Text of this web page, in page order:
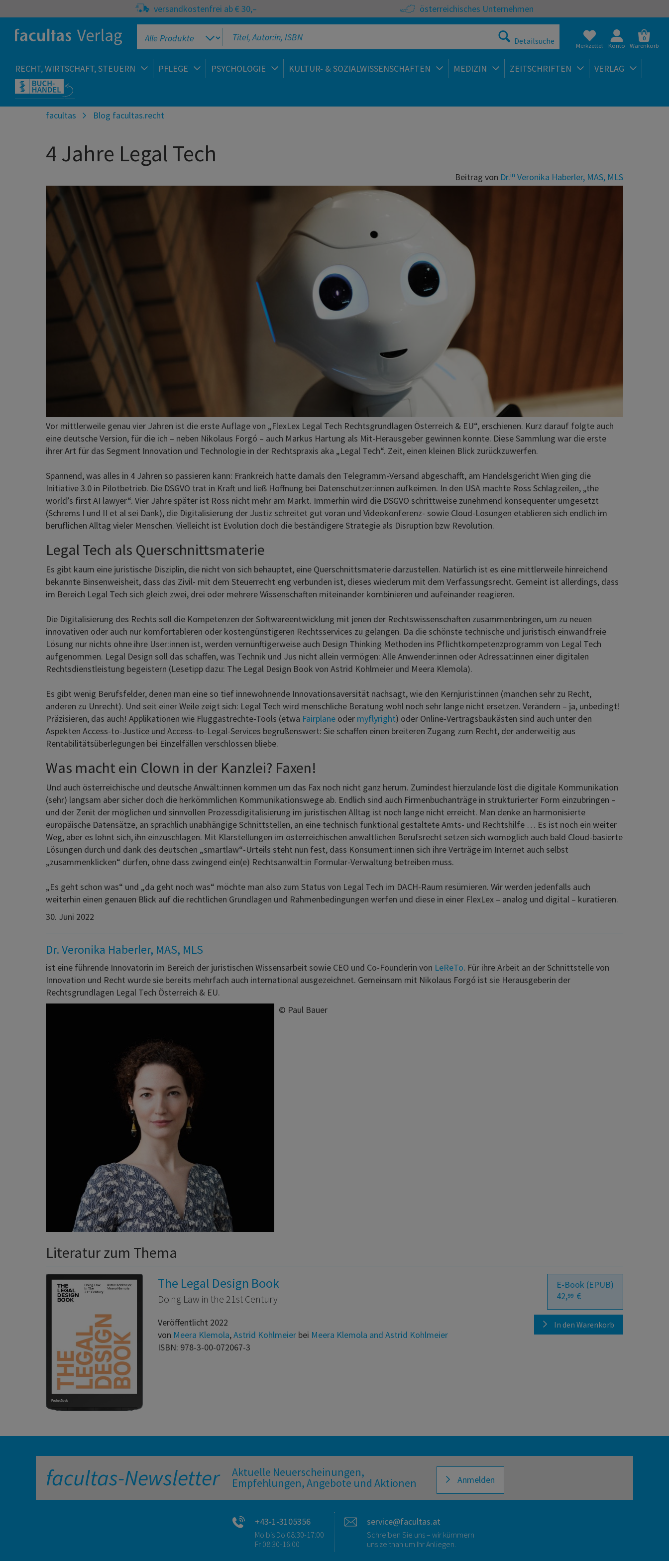
versandkostenfrei ab € 30,– österreichisches Unternehmen
Detailsuche Merkzettel Konto
0
Warenkorb
RECHT, WIRTSCHAFT, STEUERN PFLEGE PSYCHOLOGIE KULTUR- & SOZIALWISSENSCHAFTEN MEDIZIN ZEITSCHRIFTEN VERLAG
facultas Blog facultas.recht
4 Jahre Legal Tech
Beitrag von Dr.in Veronika Haberler, MAS, MLS
Vor mittlerweile genau vier Jahren ist die erste Auflage von „FlexLex Legal Tech Rechtsgrundlagen Österreich & EU“, erschienen. Kurz darauf folgte auch
eine deutsche Version, für die ich – neben Nikolaus Forgó – auch Markus Hartung als Mit-Herausgeber gewinnen konnte. Diese Sammlung war die erste
ihrer Art für das Segment Innovation und Technologie in der Rechtspraxis aka „Legal Tech“. Zeit, einen kleinen Blick zurückzuwerfen.
Spannend, was alles in 4 Jahren so passieren kann: Frankreich hatte damals den Telegramm-Versand abgeschafft, am Handelsgericht Wien ging die
Initiative 3.0 in Pilotbetrieb. Die DSGVO trat in Kraft und ließ Hoffnung bei Datenschützer:innen aufkeimen. In den USA machte Ross Schlagzeilen, „the
world’s first AI lawyer“. Vier Jahre später ist Ross nicht mehr am Markt. Immerhin wird die DSGVO schrittweise zunehmend konsequenter umgesetzt
(Schrems I und II et al sei Dank), die Digitalisierung der Justiz schreitet gut voran und Videokonferenz- sowie Cloud-Lösungen etablieren sich endlich im
beruflichen Alltag vieler Menschen. Vielleicht ist Evolution doch die beständigere Strategie als Disruption bzw Revolution.
Legal Tech als Querschnittsmaterie
Es gibt kaum eine juristische Disziplin, die nicht von sich behauptet, eine Querschnittsmaterie darzustellen. Natürlich ist es eine mittlerweile hinreichend
bekannte Binsenweisheit, dass das Zivil- mit dem Steuerrecht eng verbunden ist, dieses wiederum mit dem Verfassungsrecht. Gemeint ist allerdings, dass
im Bereich Legal Tech sich gleich zwei, drei oder mehrere Wissenschaften miteinander kombinieren und aufeinander reagieren.
Die Digitalisierung des Rechts soll die Kompetenzen der Softwareentwicklung mit jenen der Rechtswissenschaften zusammenbringen, um zu neuen
innovativen oder auch nur komfortableren oder kostengünstigeren Rechtsservices zu gelangen. Da die schönste technische und juristisch einwandfreie
Lösung nur nichts ohne ihre User:innen ist, werden vernünftigerweise auch Design Thinking Methoden ins Pflichtkompetenzprogramm von Legal Tech
aufgenommen. Legal Design soll das schaffen, was Technik und Jus nicht allein vermögen: Alle Anwender:innen oder Adressat:innen einer digitalen
Rechtsdienstleistung begeistern (Lesetipp dazu: The Legal Design Book von Astrid Kohlmeier und Meera Klemola).
Es gibt wenig Berufsfelder, denen man eine so tief innewohnende Innovationsaversität nachsagt, wie den Kernjurist:innen (manchen sehr zu Recht,
anderen zu Unrecht). Und seit einer Weile zeigt sich: Legal Tech wird menschliche Beratung wohl noch sehr lange nicht ersetzen. Verändern – ja, unbedingt!
Präzisieren, das auch! Applikationen wie Fluggastrechte-Tools (etwa Fairplane oder myflyright) oder Online-Vertragsbaukästen sind auch unter den
Aspekten Access-to-Justice und Access-to-Legal-Services begrüßenswert: Sie schaffen einen breiteren Zugang zum Recht, der anderweitig aus
Rentabilitätsüberlegungen bei Einzelfällen verschlossen bliebe.
Was macht ein Clown in der Kanzlei? Faxen!
Und auch österreichische und deutsche Anwält:innen kommen um das Fax noch nicht ganz herum. Zumindest hierzulande löst die digitale Kommunikation
(sehr) langsam aber sicher doch die herkömmlichen Kommunikationswege ab. Endlich sind auch Firmenbuchanträge in strukturierter Form einzubringen –
und der Zenit der möglichen und sinnvollen Prozessdigitalisierung im juristischen Alltag ist noch lange nicht erreicht. Man denke an harmonisierte
europäische Datensätze, an sprachlich unabhängige Schnittstellen, an eine technisch funktional gestaltete Amts- und Rechtshilfe … Es ist noch ein weiter
Weg, aber es lohnt sich, ihn einzuschlagen. Mit Klarstellungen im österreichischen anwaltlichen Berufsrecht setzen sich womöglich auch bald Cloud-basierte
Lösungen durch und dank des deutschen „smartlaw“-Urteils steht nun fest, dass Konsument:innen sich ihre Verträge im Internet auch selbst
„zusammenklicken“ dürfen, ohne dass zwingend ein(e) Rechtsanwält:in Formular-Verwaltung betreiben muss.
„Es geht schon was“ und „da geht noch was“ möchte man also zum Status von Legal Tech im DACH-Raum resümieren. Wir werden jedenfalls auch
weiterhin einen genauen Blick auf die rechtlichen Grundlagen und Rahmenbedingungen werfen und diese in einer FlexLex – analog und digital – kuratieren.
30. Juni 2022
Dr. Veronika Haberler, MAS, MLS
ist eine führende Innovatorin im Bereich der juristischen Wissensarbeit sowie CEO und Co-Founderin von LeReTo. Für ihre Arbeit an der Schnittstelle von
Innovation und Recht wurde sie bereits mehrfach auch international ausgezeichnet. Gemeinsam mit Nikolaus Forgó ist sie Herausgeberin der
Rechtsgrundlagen Legal Tech Österreich & EU.
© Paul Bauer
Literatur zum Thema
E-Book (EPUB)
42,99 €
In den Warenkorb
The Legal Design Book
Doing Law in the 21st Century
Veröffentlicht 2022
von Meera Klemola,Astrid Kohlmeier bei Meera Klemola and Astrid Kohlmeier
ISBN: 978-3-00-072067-3
facultas-Newsletter Aktuelle Neuerscheinungen,
Empfehlungen, Angebote und Aktionen Anmelden
+43-1-3105356
Mo bis Do 08:30-17:00
Fr 08:30-16:00
service@facultas.at
Schreiben Sie uns – wir kümmern
uns zeitnah um Ihr Anliegen.